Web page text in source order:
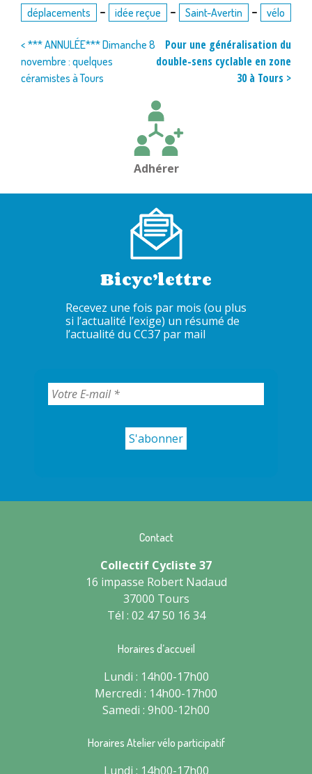
déplacements - idée reçue - Saint-Avertin - vélo
Navigation
de
< *** ANNULÉE*** Dimanche 8
novembre : quelques
céramistes à Tours
Pour une généralisation du
double-sens cyclable en zone
30 à Tours >
Adhérer
Bicyc’lettre
Recevez une fois par mois (ou plus
si l’actualité l’exige) un résumé de
l’actualité du CC37 par mail
Contact
Collectif Cycliste 37
16 impasse Robert Nadaud
37000 Tours
Tél : 02 47 50 16 34
Horaires d’accueil
Lundi : 14h00-17h00
Mercredi : 14h00-17h00
Samedi : 9h00-12h00
Horaires Atelier vélo participatif
Lundi : 14h00-17h00